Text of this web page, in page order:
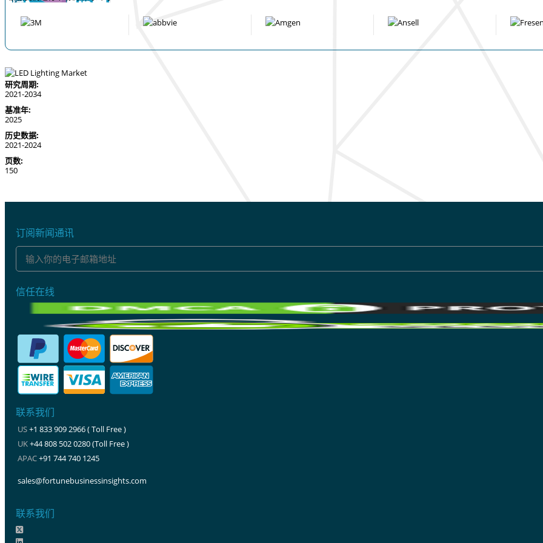
研究周期:
2021-2034
基准年:
2025
历史数据:
2021-2024
页数:
150
订阅新闻通讯
信任在线
联系我们
US+1 833 909 2966 ( Toll Free )
UK+44 808 502 0280 (Toll Free )
APAC+91 744 740 1245
sales@fortunebusinessinsights.com
联系我们